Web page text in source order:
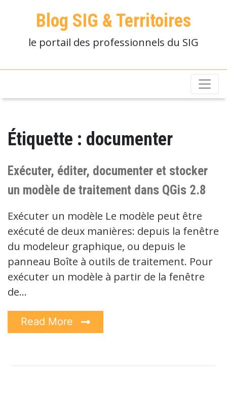
Blog SIG & Territoires
le portail des professionnels du SIG
Étiquette : documenter
Exécuter, éditer, documenter et stocker
un modèle de traitement dans QGis 2.8
Exécuter un modèle Le modèle peut être
exécuté de deux manières: depuis la fenêtre
du modeleur graphique, ou depuis le
panneau Boîte à outils de traitement. Pour
exécuter un modèle à partir de la fenêtre
de…
Read More